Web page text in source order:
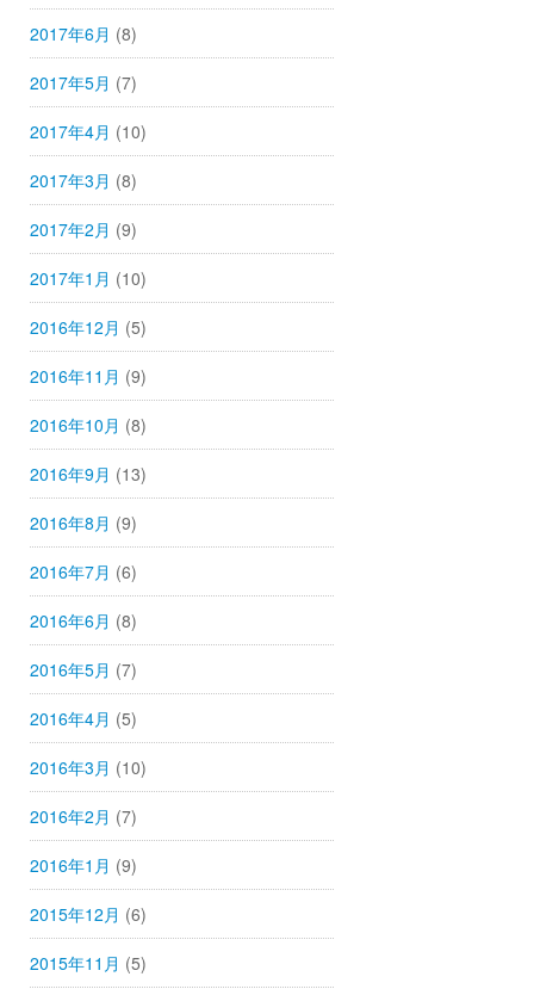
2017年6月 (8)
2017年5月 (7)
2017年4月 (10)
2017年3月 (8)
2017年2月 (9)
2017年1月 (10)
2016年12月 (5)
2016年11月 (9)
2016年10月 (8)
2016年9月 (13)
2016年8月 (9)
2016年7月 (6)
2016年6月 (8)
2016年5月 (7)
2016年4月 (5)
2016年3月 (10)
2016年2月 (7)
2016年1月 (9)
2015年12月 (6)
2015年11月 (5)